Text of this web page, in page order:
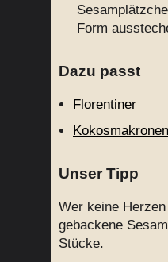
Form
Dazu passt
Florentiner
Kokosmakronen
Unser Tipp
Wer keine
gebackene
Stücke.